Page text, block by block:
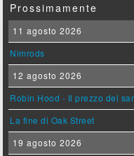
Prossimamente
11 agosto 2026
Nimrods
12 agosto 2026
Robin Hood - Il prezzo del
La fine di Oak Street
19 agosto 2026